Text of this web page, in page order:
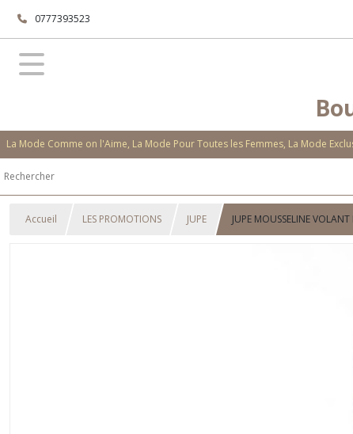
0777393523
La Mode Comme on l'Aime, La Mode Pour Toutes les Femmes, La Mode
Accueil LES PROMOTIONS JUPE JUPE MOUSSELINE